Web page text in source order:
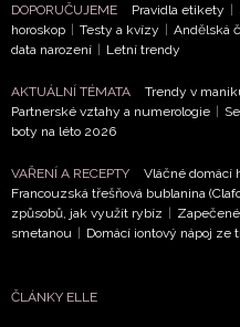
DOPORUČUJEME Pravidla etikety |
horoskop | Testy a kvízy | Andělská
data narození | Letní trendy
AKTUÁLNÍ TÉMATA Trendy v
Partnerské vztahy a numerologie |
boty na léto 2026
VAŘENÍ A RECEPTY Vláčné domácí
Francouzská třešňová bublanina
způsobů, jak využít rybíz |
smetanou | Domácí iontový nápoj ze
ČLÁNKY ELLE